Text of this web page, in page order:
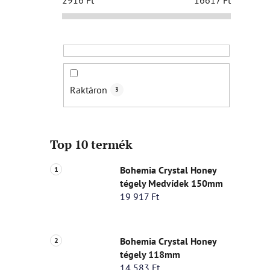
Raktáron 3
Top 10 termék
Bohemia Crystal Honey
tégely Medvídek 150mm
19 917 Ft
Bohemia Crystal Honey
tégely 118mm